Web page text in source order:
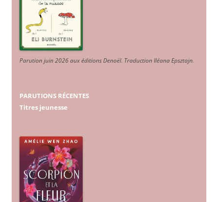
Parution juin 2026 aux éditions Denoël. Traduction Iléana Epsztajn.
PARUTIONS RÉCENTES
Titres jeunesse